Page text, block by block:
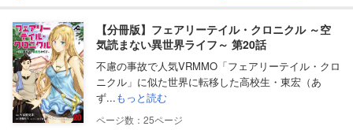
【分冊版】フェアリーテイル・クロニクル ～空
気読まない異世界ライフ～ 第20話
不慮の事故で人気VRMMO「フェアリーテイル・クロ
ニクル」に似た世界に転移した高校生・東宏（あ
ず...もっと読む
25